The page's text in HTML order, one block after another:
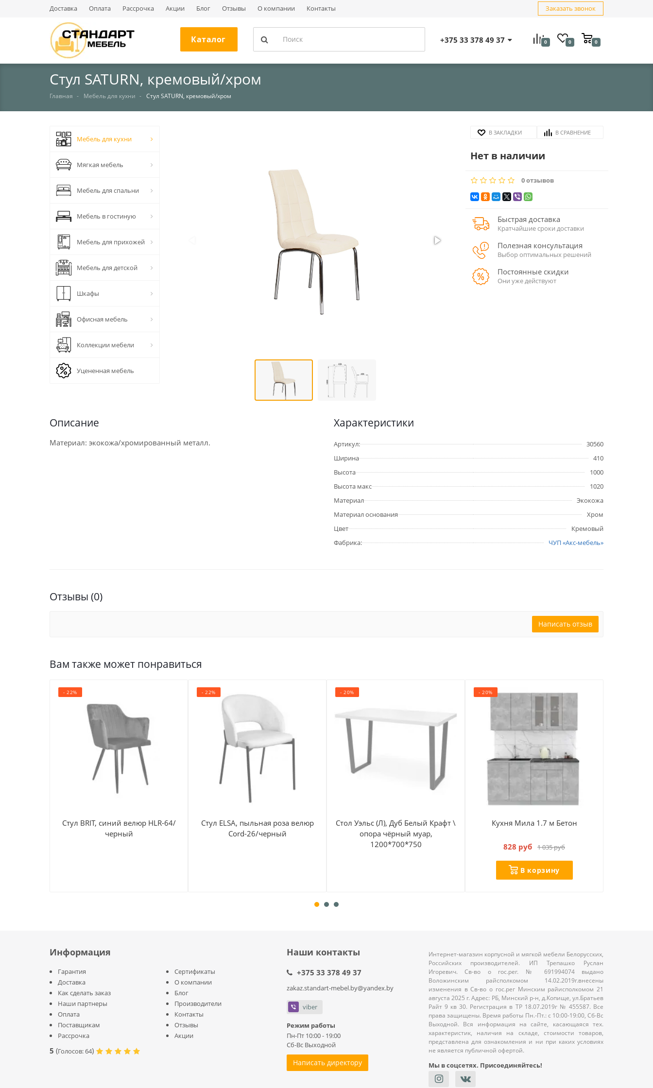
Доставка Оплата Рассрочка Акции Блог Отзывы О компании Контакты Заказать звонок
Каталог +375 33 378 49 37 0 0 0
Стул SATURN, кремовый/хром
Главная Мебель для кухни Стул SATURN, кремовый/хром
Мебель для кухни
Мягкая мебель
Мебель для спальни
Мебель в гостиную
Мебель для прихожей
Мебель для детской
Шкафы
Офисная мебель
Коллекции мебели
Уцененная мебель
В ЗАКЛАДКИ В СРАВНЕНИЕ
Нет в наличии
0 отзывов
Быстрая доставка
Кратчайшие сроки доставки
Полезная консультация
Выбор оптимальных решений
Постоянные скидки
Они уже действуют
Описание
Материал: экокожа/хромированный металл.
Характеристики
Артикул:
30560
Ширина
410
Высота
1000
Высота макс
1020
Материал
Экокожа
Материал основания
Хром
Цвет
Кремовый
Фабрика:
ЧУП «Акс-мебель»
Отзывы (0)
Написать отзыв
Вам также может понравиться
- 22%
Стул BRIT, синий велюр HLR-64/
черный
- 22%
Стул ELSA, пыльная роза велюр
Cord-26/черный
- 20%
Стол Уэльс (Л), Дуб Белый Крафт \
опора чёрный муар,
1200*700*750
- 20%
Кухня Мила 1.7 м Бетон
828 руб 1 035 руб
В корзину
Информация
Гарантия
Доставка
Как сделать заказ
Наши партнеры
Оплата
Поставщикам
Рассрочка
Сертификаты
О компании
Блог
Производители
Контакты
Отзывы
Акции
5 (Голосов:64)
Наши контакты
+375 33 378 49 37
zakaz.standart-mebel.by@yandex.by
viber
Режим работы
Пн-Пт 10:00 - 19:00
Сб-Вс Выходной
Написать директору
Интернет-магазин корпусной и мягкой мебели Белорусских,
Российских производителей. ИП Трепашко Руслан
Игоревич. Св-во о гос.рег. № 691994074 выдано
Воложинским райсполкомом 14.02.2019г.внесены
изменения в Св-во о гос.рег Минским райисполкомом 21
августа 2025 г. Адрес: РБ, Минский р-н, д.Копище, ул.Братьев
Райт 9 кв 30. Регистрация в ТР 18.07.2019г № 455587. Все
права защищены. Время работы Пн.-Пт.: с 10:00-19:00, Сб-Вс
Выходной. Вся информация на сайте, касающаяся тех.
характеристик, наличия на складе, стоимости товаров,
представлена для ознакомления и ни при каких условиях
не является публичной офертой.
Мы в соцсетях. Присоединяйтесь!